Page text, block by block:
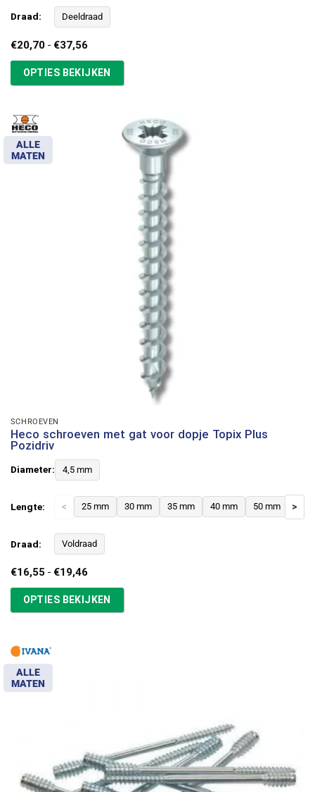
Draad: Deeldraad
€20,70 - €37,56Prijsklasse:
tot
€37,56
OPTIES BEKIJKEN
ALLE
MATEN
SCHROEVEN
Heco schroeven met gat voor dopje Topix Plus
Pozidriv
Diameter: 4,5 mm
Lengte: < 25 mm 30 mm 35 mm 40 mm 50 mm >
Draad: Voldraad
€16,55 - €19,46Prijsklasse:
tot
€19,46
OPTIES BEKIJKEN
ALLE
MATEN